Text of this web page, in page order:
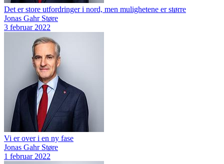
Det er store utfordringer i nord, men mulighetene er større
Jonas Gahr Støre
3 februar 2022
Vi er over i en ny fase
Jonas Gahr Støre
1 februar 2022